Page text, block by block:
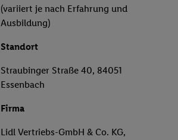
(variiert je nach Erfahrung und
Ausbildung)
Standort
Straubinger Straße 40, 84051
Essenbach
Firma
Lidl Vertriebs-GmbH & Co. KG,